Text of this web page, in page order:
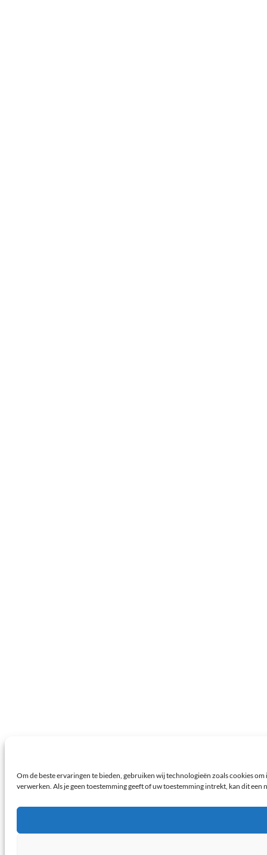
Om de beste ervaringen te bieden, gebruiken wij technologieën zoals cookies
verwerken. Als je geen toestemming geeft of uw toestemming intrekt, kan dit